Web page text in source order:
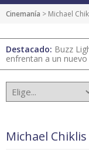
Cinemanía > Michael
Destacado: Buzz
enfrentan a un
Michael Chiklis